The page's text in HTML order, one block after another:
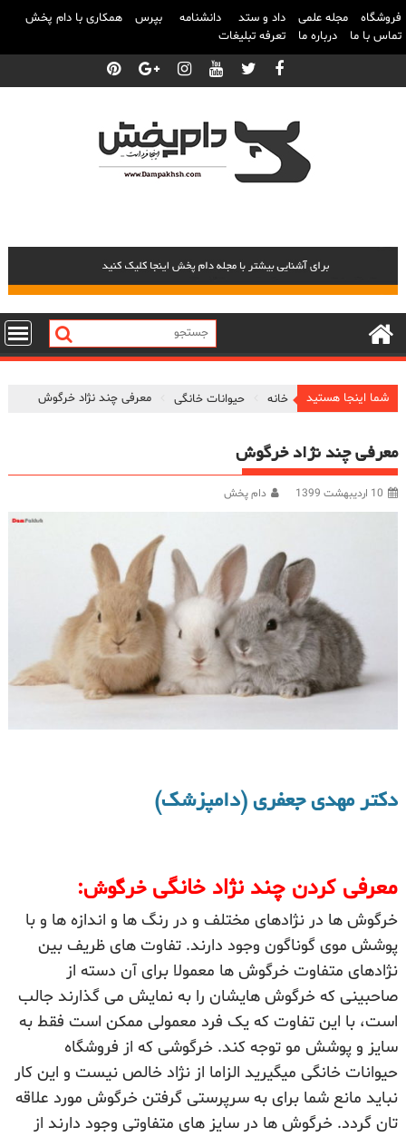
فروشگاه مجله علمی داد و ستد دانشنامه بپرس
همکاری با دام پخش
تماس با ما
درباره ما
تعرفه تبلیغات
شما اینجا هستید خانه حیوانات خانگی معرفی چند نژاد خرگوش
معرفی چند نژاد خرگوش
10 اردیبهشت 1399 دام پخش
دکتر مهدی جعفری (دامپزشک)
معرفی کردن چند نژاد خانگیخرگوش:
خرگوش ها در نژادهای مختلف و در رنگ ها و اندازه ها و با
پوشش موی گوناگون وجود دارند. تفاوت های ظریف بین
نژادهای متفاوت خرگوش ها معمولا برای آن دسته از
صاحبینی که خرگوش هایشان را به نمایش می گذارند جالب
است، با این تفاوت که یک فرد معمولی ممکن است فقط به
سایز و پوشش مو توجه کند. خرگوشی که از فروشگاه
حیوانات خانگی میگیرید الزاما از نژاد خالص نیست و این کار
نباید مانع شما برای به سرپرستی گرفتن خرگوش مورد علاقه
تان گردد. خرگوش ها در سایز های متفاوتی وجود دارند از